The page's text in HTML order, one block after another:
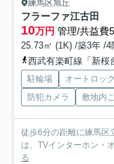
練馬区旭丘
フラーファ江古田
10万円 管理/共益費
25.73㎡ (1K) /築3年 /4
西武有楽町線「新桜
駐輪場 オートロック
防犯カメラ
敷地内
徒歩6分の距離に練馬区
は、TVインターホン・
る